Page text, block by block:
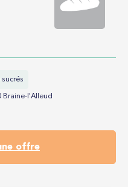
Braine-l'Alleud
offre